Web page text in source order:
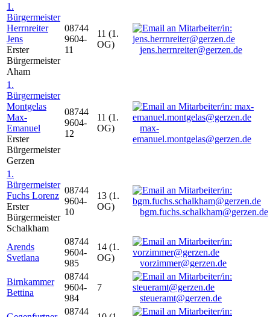
1.
Bürgermeister
Herrnreiter
Jens
Erster
Bürgermeister
Aham
08744
9604-
11
11 (1.
OG)
jens.herrnreiter@gerzen.de
1.
Bürgermeister
Montgelas
Max-
Emanuel
Erster
Bürgermeister
Gerzen
08744
9604-
12
11 (1.
OG)
max-
emanuel.montgelas@gerzen.de
1.
Bürgermeister
Fuchs Lorenz
Erster
Bürgermeister
Schalkham
08744
9604-
10
13 (1.
OG)
bgm.fuchs.schalkham@gerzen.de
Arends
Svetlana
08744
9604-
985
14 (1.
OG)
vorzimmer@gerzen.de
Birnkammer
Bettina
08744
9604-
984
7
steueramt@gerzen.de
08744